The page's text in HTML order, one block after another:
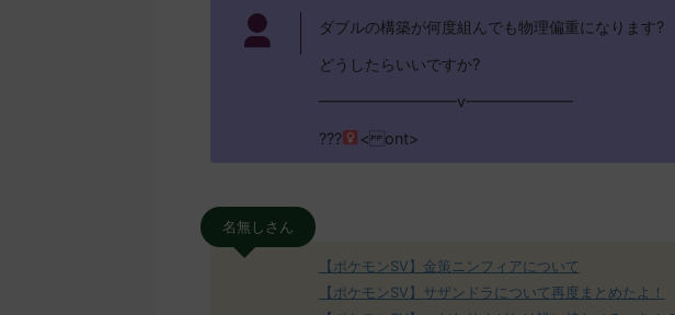
ダブルの構築が何度組んでも物理偏重になります?
どうしたらいいですか?
━━━━━━━━━v━━━━━━━
???
< ont>
名無しさん
【ポケモンSV】金策ニンフィアについて
【ポケモンSV】サザンドラについて再度まとめたよ！